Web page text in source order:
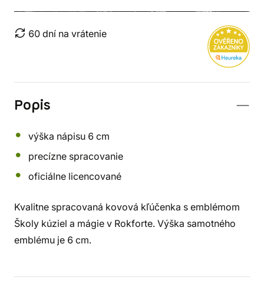
60 dní na vrátenie
Popis
výška nápisu 6 cm
precízne spracovanie
oficiálne licencované
Kvalitne spracovaná kovová kľúčenka s emblémom
Školy kúziel a mágie v Rokforte. Výška samotného
emblému je 6 cm.